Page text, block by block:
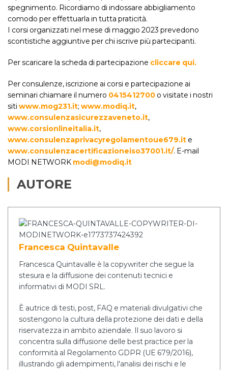
spegnimento. Ricordiamo di indossare abbigliamento
comodo per effettuarla in tutta praticità.
I corsi organizzati nel mese di maggio 2023 prevedono
scontistiche aggiuntive per chi iscrive più partecipanti.
Per scaricare la scheda di partecipazione cliccare qui.
Per consulenze, iscrizione ai corsi e partecipazione ai
seminari chiamare il numero 0415412700 o visitate i nostri
siti www.mog231.it; www.modiq.it,
www.consulenzasicurezzaveneto.it,
www.corsionlineitalia.it,
www.consulenzaprivacyregolamentoue679.it e
www.consulenzacertificazioneiso37001.it/. E-mail
MODI NETWORK modi@modiq.it
AUTORE
Francesca Quintavalle
Francesca Quintavalle è la copywriter che segue la
stesura e la diffusione dei contenuti tecnici e
informativi di MODI SRL.
È autrice di testi, post, FAQ e materiali divulgativi che
sostengono la cultura della protezione dei dati e della
riservatezza in ambito aziendale. Il suo lavoro si
concentra sulla diffusione delle best practice per la
conformità al Regolamento GDPR (UE 679/2016),
illustrando gli adempimenti, l'analisi dei rischi e le